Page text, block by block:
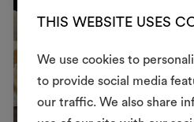
THIS WEBSITE USES
We use cookies to
to provide social media
our traffic. We also share